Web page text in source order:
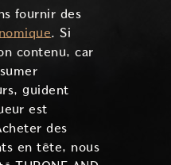
fournir des
. Si
contenu, car
guident
est
des
en tête, nous